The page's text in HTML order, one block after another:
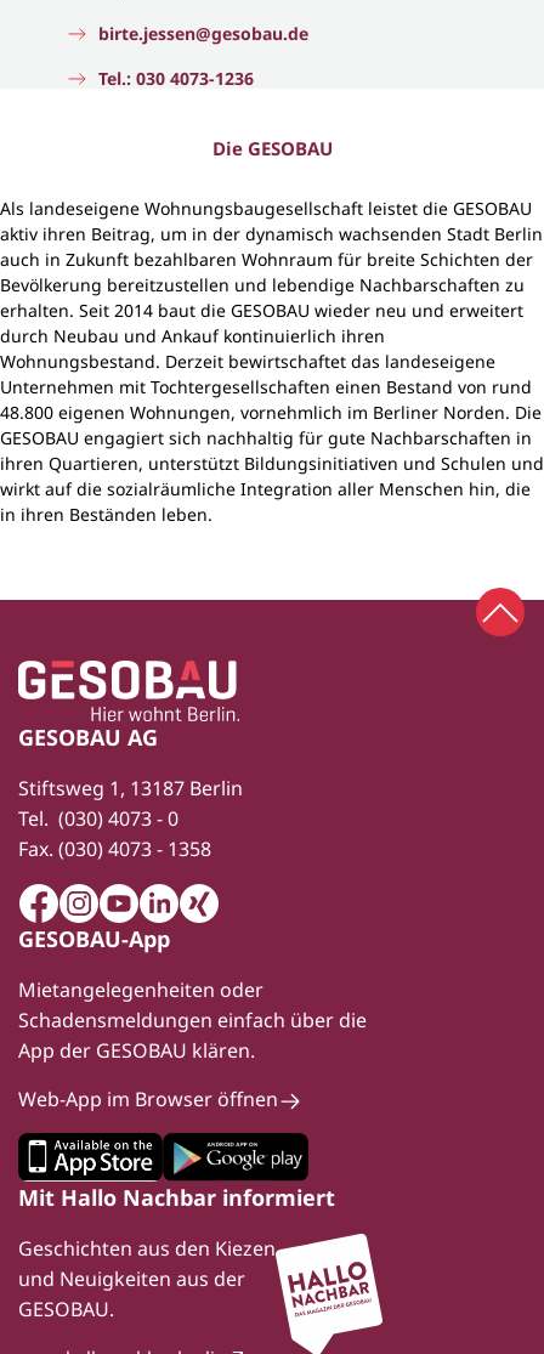
birte.jessen@gesobau.de
Tel.: 030 4073-1236
Die GESOBAU
Als landeseigene Wohnungsbaugesellschaft leistet die GESOBAU
aktiv ihren Beitrag, um in der dynamisch wachsenden Stadt Berlin
auch in Zukunft bezahlbaren Wohnraum für breite Schichten der
Bevölkerung bereitzustellen und lebendige Nachbarschaften zu
erhalten. Seit 2014 baut die GESOBAU wieder neu und erweitert
durch Neubau und Ankauf kontinuierlich ihren
Wohnungsbestand. Derzeit bewirtschaftet das landeseigene
Unternehmen mit Tochtergesellschaften einen Bestand von rund
48.800 eigenen Wohnungen, vornehmlich im Berliner Norden. Die
GESOBAU engagiert sich nachhaltig für gute Nachbarschaften in
ihren Quartieren, unterstützt Bildungsinitiativen und Schulen und
wirkt auf die sozialräumliche Integration aller Menschen hin, die
in ihren Beständen leben.
Fußbereich
Zur Startseite
GESOBAU AG
Stiftsweg 1, 13187 Berlin
Tel. (030) 4073 - 0
Fax. (030) 4073 - 1358
FacebookInstagram
YoutubeLinkedIn
Xing
GESOBAU-App
Mietangelegenheiten oder
Schadensmeldungen einfach über die
App der GESOBAU klären.
Web-App im Browser öffnen
Mit Hallo Nachbar informiert
Geschichten aus den Kiezen
und Neuigkeiten aus der
GESOBAU.